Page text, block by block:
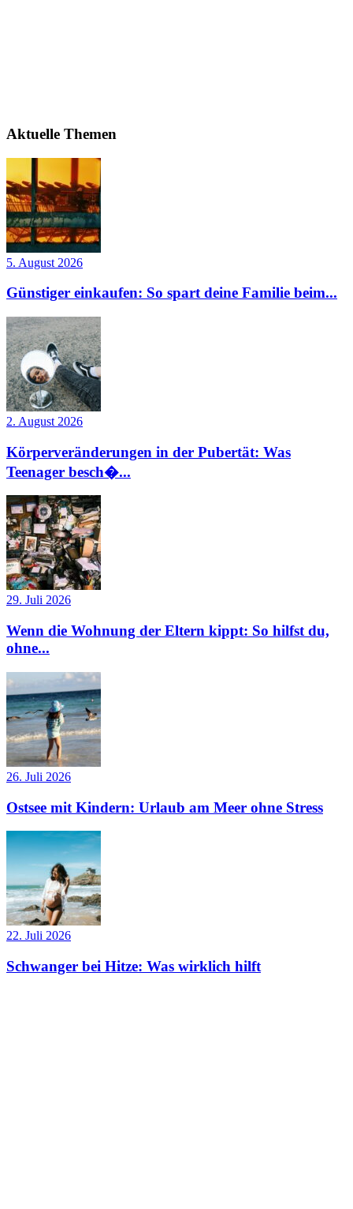
Aktuelle Themen
5. August 2026
Günstiger einkaufen: So spart deine Familie beim...
2. August 2026
Körperveränderungen in der Pubertät: Was
Teenager besch�...
29. Juli 2026
Wenn die Wohnung der Eltern kippt: So hilfst du,
ohne...
26. Juli 2026
Ostsee mit Kindern: Urlaub am Meer ohne Stress
22. Juli 2026
Schwanger bei Hitze: Was wirklich hilft